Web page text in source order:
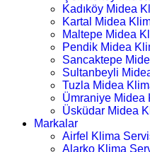
Kadıköy Midea
Kartal Midea
Maltepe Midea
Pendik Midea
Sancaktepe
Sultanbeyli
Tuzla Midea
Ümraniye Midea
Üsküdar Midea
Markalar
Airfel Klima
Alarko Klima